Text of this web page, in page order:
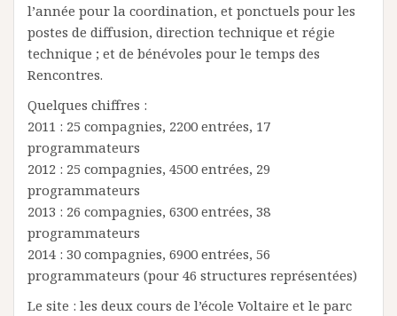
l’année pour la coordination, et ponctuels pour les
postes de diffusion, direction technique et régie
technique ; et de bénévoles pour le temps des
Rencontres.
Quelques chiffres :
2011 : 25 compagnies, 2200 entrées, 17
programmateurs
2012 : 25 compagnies, 4500 entrées, 29
programmateurs
2013 : 26 compagnies, 6300 entrées, 38
programmateurs
2014 : 30 compagnies, 6900 entrées, 56
programmateurs (pour 46 structures représentées)
Le site : les deux cours de l’école Voltaire et le parc